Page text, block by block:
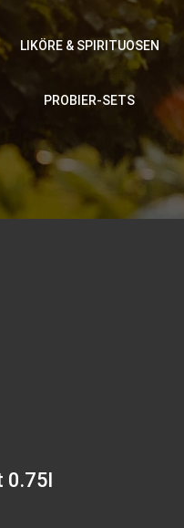
LIKÖRE & SPIRITUOSEN
PROBIER-SETS
0.75l